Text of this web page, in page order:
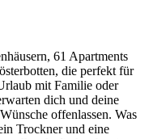
61 Apartments
die perfekt für
mit Familie oder
dich und deine
offenlassen. Was
Trockner und eine